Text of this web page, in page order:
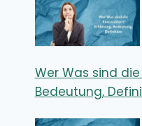
Wer Was sind
Bedeutung,